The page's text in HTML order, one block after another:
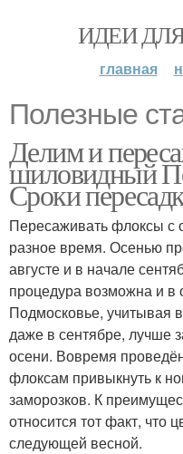
ИДЕИ
главная
Полезные
Делим и
шиловидный
Сроки
Пересаживать флоксы с
разное время. Осенью
августе и в начале
процедура возможна и в
Подмосковье, учитывая
даже в сентябре, лучше
осени. Вовремя
флоксам привыкнуть к
заморозков. К
относится тот факт, что
следующей весной.